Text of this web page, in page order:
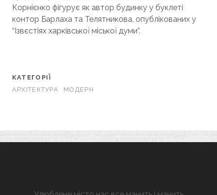
Корнієнко фігурує як автор будинку у буклеті
контор Барлаха та Телятникова, опублікованих у
“Ізвєстіях харківської міської думи”.
КАТЕГОРІЇ
АРХІТЕКТУРА
МОДЕРН